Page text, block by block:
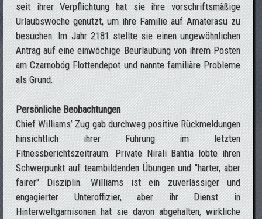
seit ihrer Verpflichtung hat sie ihre vorschriftsmäßige
Urlaubswoche genutzt, um ihre Familie auf Amaterasu zu
besuchen. Im Jahr 2181 stellte sie einen ungewöhnlichen
Antrag auf eine einwöchige Beurlaubung von ihrem Posten
am Czarnobóg Flottendepot und nannte familiäre Probleme
als Grund.
Persönliche Beobachtungen
Chief Williams’ Zug gab durchweg positive Rückmeldungen
hinsichtlich ihrer Führung im letzten
Fitnessberichtszeitraum. Private Nirali Bahtia lobte ihren
Schwerpunkt auf teambildenden Übungen und "harter, aber
fairer" Disziplin. Williams ist ein zuverlässiger und
engagierter Unteroffizier, aber ihr Dienst in
Hinterweltgarnisonen hat sie davon abgehalten, wirkliche